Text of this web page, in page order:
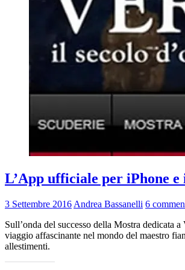
L’App ufficiale per iPhone e
3 Settembre 2016 Andrea Bassanelli 6
Sull’onda del successo della Mostra dedicata
viaggio affascinante nel mondo del maestro
allestimenti.